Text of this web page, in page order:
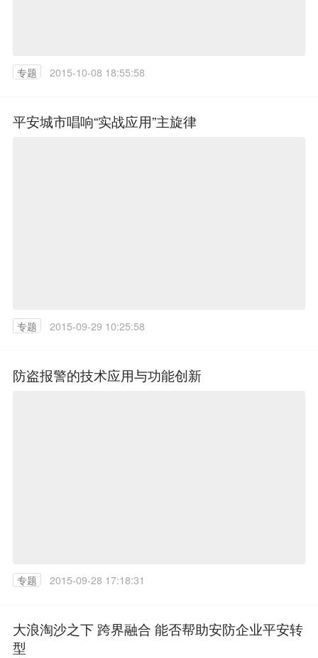
专题 2015-10-08 18:55:58
平安城市唱响“实战应用”主旋律
专题 2015-09-29 10:25:58
防盗报警的技术应用与功能创新
专题 2015-09-28 17:18:31
大浪淘沙之下 跨界融合 能否帮助安防企业平安转
型